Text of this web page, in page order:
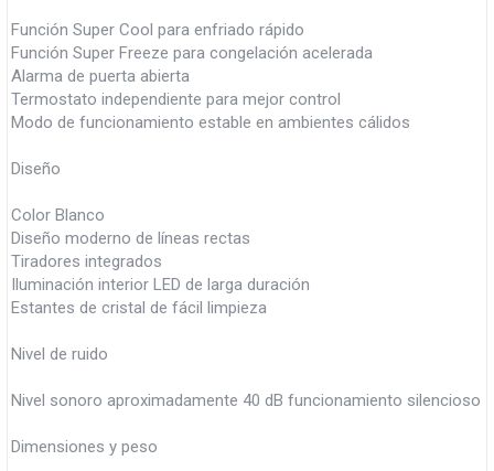
Función Super Cool para enfriado rápido
Función Super Freeze para congelación acelerada
Alarma de puerta abierta
Termostato independiente para mejor control
Modo de funcionamiento estable en ambientes cálidos
Diseño
Color Blanco
Diseño moderno de líneas rectas
Tiradores integrados
Iluminación interior LED de larga duración
Estantes de cristal de fácil limpieza
Nivel de ruido
Nivel sonoro aproximadamente 40 dB funcionamiento silencioso
Dimensiones y peso